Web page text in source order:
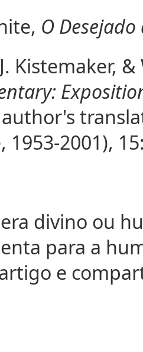
O
Kistemaker,
1953-2001),
divino ou
para a
e